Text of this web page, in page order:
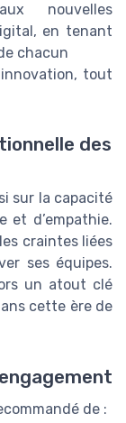
nouvelles
en tenant
chacun
tout
des
sur la capacité
et d’empathie.
craintes liées
ses équipes.
un atout clé
cette ère de
de :